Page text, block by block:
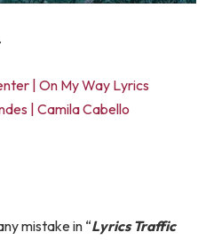
| On My Way Lyrics
| Camila Cabello
mistake in “Lyrics Traffic